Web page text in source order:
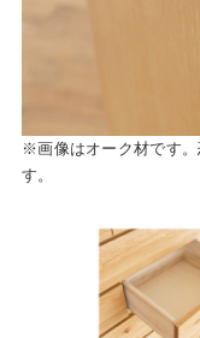
※画像はオーク材です
す。